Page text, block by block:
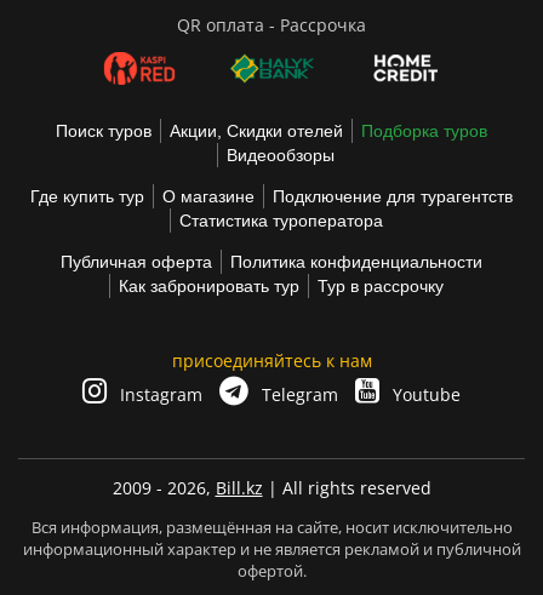
QR оплата - Рассрочка
Поиск туров Акции, Скидки отелей
Подборка туров
Видеообзоры
Где купить тур О магазине
Подключение для турагентств
Статистика туроператора
Публичная оферта
Политика конфиденциальности
Как забронировать тур
Тур в рассрочку
присоединяйтесь к нам
Instagram
Telegram Youtube
2009 - 2026, Bill.kz | All rights reserved
Вся информация, размещённая на сайте, носит исключительно
информационный характер и не является рекламой и публичной
офертой.